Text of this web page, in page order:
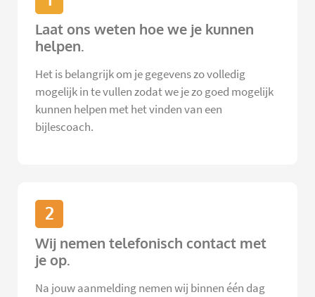
Laat ons weten hoe we je kunnen
helpen.
Het is belangrijk om je gegevens zo volledig
mogelijk in te vullen zodat we je zo goed mogelijk
kunnen helpen met het vinden van een
bijlescoach.
2
Wij nemen telefonisch contact met
je op.
Na jouw aanmelding nemen wij binnen één dag